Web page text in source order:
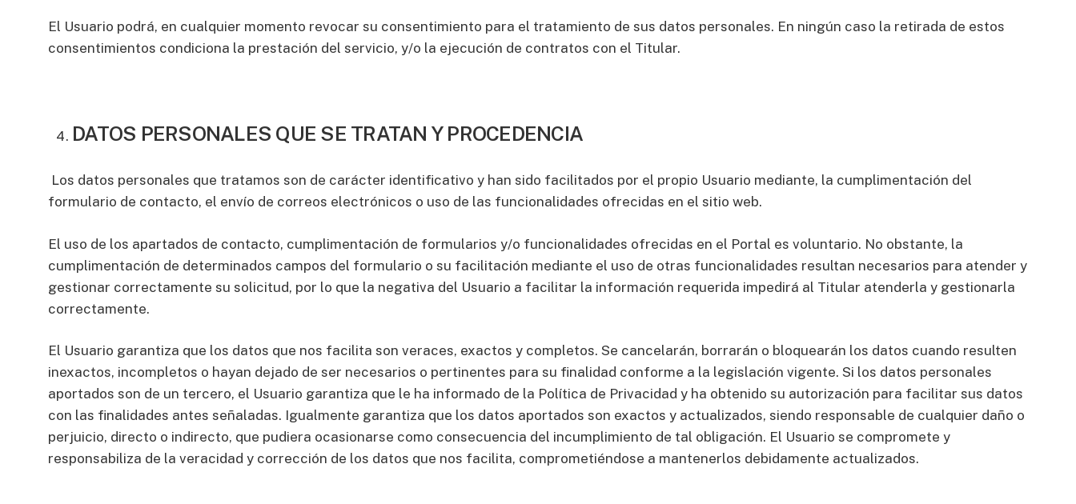
El Usuario podrá, en cualquier momento revocar su consentimiento para el tratamiento de sus datos personales. En ningún caso la retirada de estos
consentimientos condiciona la prestación del servicio, y/o la ejecución de contratos con el Titular.
DATOS PERSONALES QUE SE TRATAN Y PROCEDENCIA
Los datos personales que tratamos son de carácter identificativo y han sido facilitados por el propio Usuario mediante, la cumplimentación del
formulario de contacto, el envío de correos electrónicos o uso de las funcionalidades ofrecidas en el sitio web.
El uso de los apartados de contacto, cumplimentación de formularios y/o funcionalidades ofrecidas en el Portal es voluntario. No obstante, la
cumplimentación de determinados campos del formulario o su facilitación mediante el uso de otras funcionalidades resultan necesarios para atender y
gestionar correctamente su solicitud, por lo que la negativa del Usuario a facilitar la información requerida impedirá al Titular atenderla y gestionarla
correctamente.
El Usuario garantiza que los datos que nos facilita son veraces, exactos y completos. Se cancelarán, borrarán o bloquearán los datos cuando resulten
inexactos, incompletos o hayan dejado de ser necesarios o pertinentes para su finalidad conforme a la legislación vigente. Si los datos personales
aportados son de un tercero, el Usuario garantiza que le ha informado de la Política de Privacidad y ha obtenido su autorización para facilitar sus datos
con las finalidades antes señaladas. Igualmente garantiza que los datos aportados son exactos y actualizados, siendo responsable de cualquier daño o
perjuicio, directo o indirecto, que pudiera ocasionarse como consecuencia del incumplimiento de tal obligación. El Usuario se compromete y
responsabiliza de la veracidad y corrección de los datos que nos facilita, comprometiéndose a mantenerlos debidamente actualizados.